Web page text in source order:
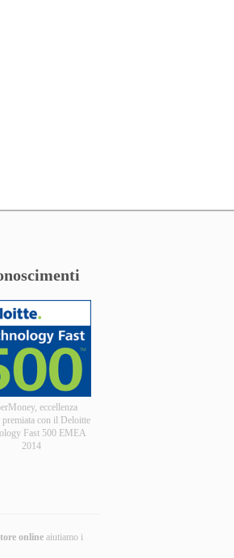
eccellenza
premiata con il Deloitte
Fast 500 EMEA
2014
online aiutiamo i